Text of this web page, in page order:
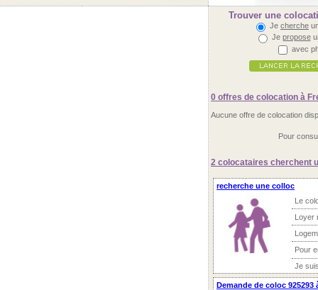
Trouver une
Je cherche
Je propose
avec
0 offres de colocation à
Aucune offre de colocation
Pour
2 colocataires cherchent
recherche une colloc
Le
Loyer
Pour
Je
Demande de coloc 925293